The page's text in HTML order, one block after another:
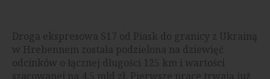
Droga ekspresowa S17 od Piask do granicy z Ukrainą
w Hrebennem została podzielona na dziewięć
odcinków o łącznej długości 125 km i wartości
szacowanej na 4,5 mld zł. Pierwsze prace trwają już